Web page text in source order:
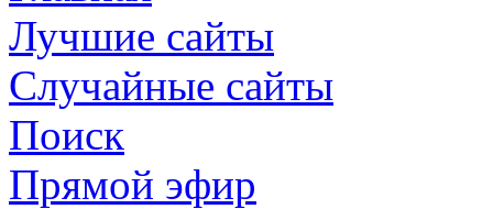
Лучшие сайты
Случайные сайты
Поиск
Прямой эфир